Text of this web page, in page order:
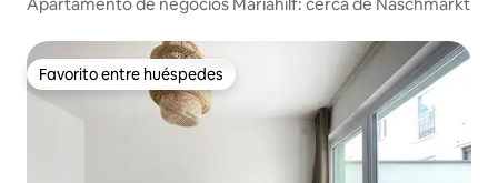
Favorito entre huéspedes
Favorito entre huéspedes